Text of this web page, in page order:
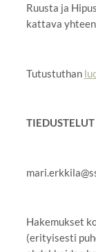
Ruusta ja
kattava
Tutustuthan
TIEDUSTELUT
Hakemukset
(erityisesti